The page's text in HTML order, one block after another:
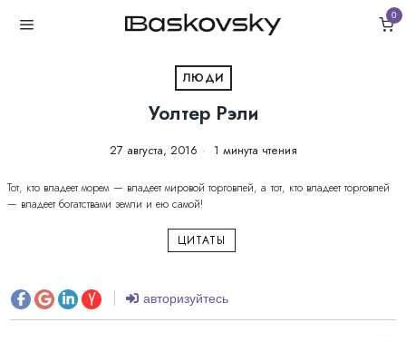
0
ЛЮДИ
Уолтер Рэли
27 августа, 2016 1 минута чтения
Тот, кто владеет морем — владеет мировой торговлей, а тот, кто владеет торговлей
— владеет богатствами земли и ею самой!
ЦИТАТЫ
авторизуйтесь